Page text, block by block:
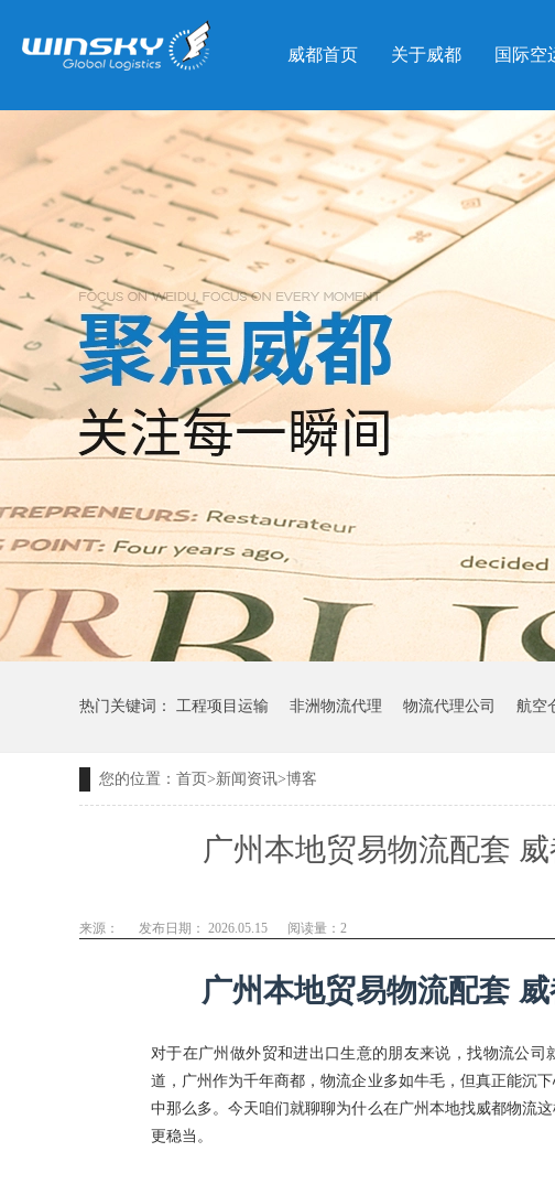
威都首页 关于威都 国际空
热门关键词： 工程项目运输 非洲物流代理 物流代理公司 航空
您的位置： 首页>新闻资讯>博客
广州本地贸易物流配套
来源： 发布日期： 2026.05.15 阅读量： 2
广州本地贸易物流配套
对于在广州做外贸和进出口生意的朋友来说，找物流公
道，广州作为千年商都，物流企业多如牛毛，但真正能沉
中那么多。今天咱们就聊聊为什么在广州本地找威都物流
更稳当。